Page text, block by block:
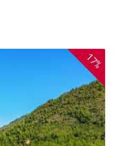
17%